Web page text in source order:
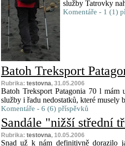
služby Tatrovky
Komentáře - 1 (1)
Batoh Treksport
Rubrika: testovna, 31.05.2006
Batoh Treksport Patagonia 70 l
služby i řadu nedostatků, které musely
Komentáře - 6 (6) příspěvků
Sandále "nižší střední
Rubrika: testovna, 10.05.2006
Snad už k nám definitivně dorazilo